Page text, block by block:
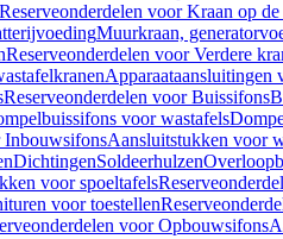
Reserveonderdelen voor Kraan op
Muurkraan,
Reserveonderdelen voor Verdere
Apparaataansluitingen
Reserveonderdelen voor Buissifons
voor wastafels
InbouwsifonsAansluitstukken voor
DichtingenSoldeerhulzen
voor spoeltafels
voor toestellen
voor Opbouwsifons